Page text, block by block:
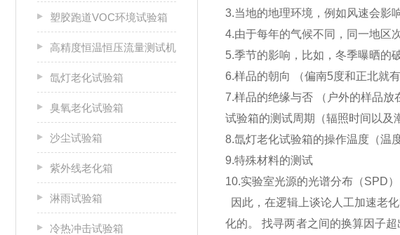
塑胶跑道VOC环境试验箱
高精度恒温恒压流量测试机
氙灯老化试验箱
臭氧老化试验箱
沙尘试验箱
紫外线老化箱
淋雨试验箱
冷热冲击试验箱
3.当地的地理环境，例如风速会影
4.由于每年的气候不同，同一地区
5.季节的影响，比如，冬季曝晒的
6.样品的朝向 （偏南5度和正北就
7.样品的绝缘与否 （户外的样品放
试验箱的测试周期（辐照时间以及
8.氙灯老化试验箱的操作温度（温
9.特殊材料的测试
10.实验室光源的光谱分布（SPD）
因此，在逻辑上谈论人工加速老
化的。 找寻两者之间的换算因子